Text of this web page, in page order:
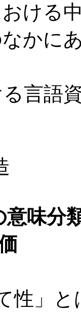
ける
かに
言語
味分
性」と